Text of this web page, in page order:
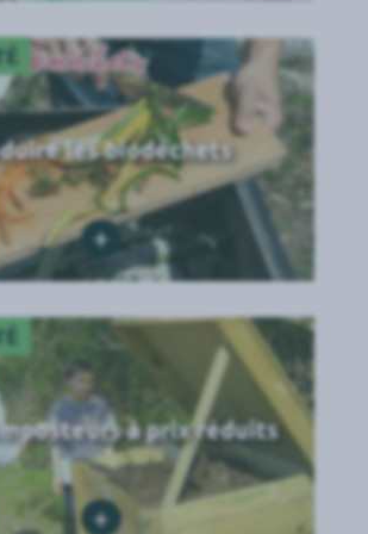
les biodéchets
+
à prix réduits
+